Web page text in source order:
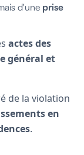
d'une prise
actes des
général et
de la violation
en
.